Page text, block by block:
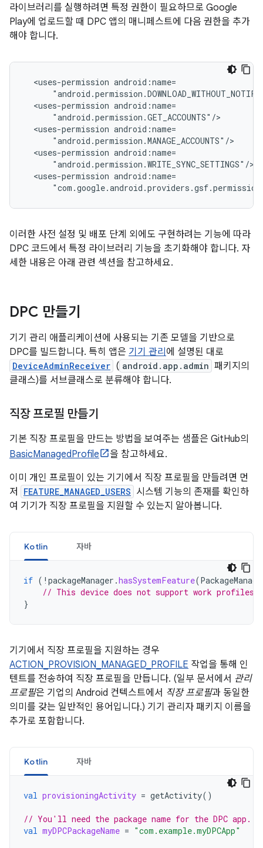
라이브러리를 실행하려면 특정 권한이 필요하므로 Google
Play에 업로드할 때 DPC 앱의 매니페스트에 다음 권한을 추가
해야 합니다.
<uses-permission
<uses-permission
<uses-permission
<uses-permission
<uses-permission
이러한 사전 설정 및 배포 단계 외에도 구현하려는 기능에 따라
DPC 코드에서 특정 라이브러리 기능을 초기화해야 합니다. 자
세한 내용은 아래 관련 섹션을 참고하세요.
DPC 만들기
기기 관리 애플리케이션에 사용되는 기존 모델을 기반으로
DPC를 빌드합니다. 특히 앱은 기기 관리 에 설명된 대로
DeviceAdminReceiver ( android.app.admin 패키지의
클래스)를 서브클래스로 분류해야 합니다.
직장 프로필 만들기
기본 직장 프로필을 만드는 방법을 보여주는 샘플은 GitHub의
BasicManagedProfile
을 참고하세요.
이미 개인 프로필이 있는 기기에서 직장 프로필을 만들려면 먼
저
FEATURE_MANAGED_USERS 시스템 기능의 존재를 확인하
여 기기가 직장 프로필을 지원할 수 있는지 알아봅니다.
Kotlin 자바
if ( ! packageManager .hasSystemFeature(
// This device does not support work profiles!
}
기기에서 직장 프로필을 지원하는 경우
ACTION_PROVISION_MANAGED_PROFILE 작업을 통해 인
텐트를 전송하여 직장 프로필을 만듭니다. (일부 문서에서 관리
프로필은 기업의 Android 컨텍스트에서 직장 프로필과 동일한
의미를 갖는 일반적인 용어입니다.) 기기 관리자 패키지 이름을
추가로 포함합니다.
Kotlin 자바
val provisioningActivity = getActivity()
// You'll need the package name for the DPC app.
val myDPCPackageName = "com.example.myDPCApp"